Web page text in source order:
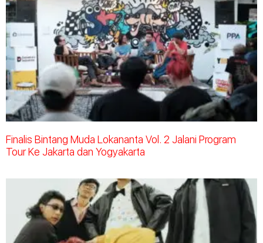
Finalis Bintang Muda Lokananta Vol. 2 Jalani Program
Tour Ke Jakarta dan Yogyakarta